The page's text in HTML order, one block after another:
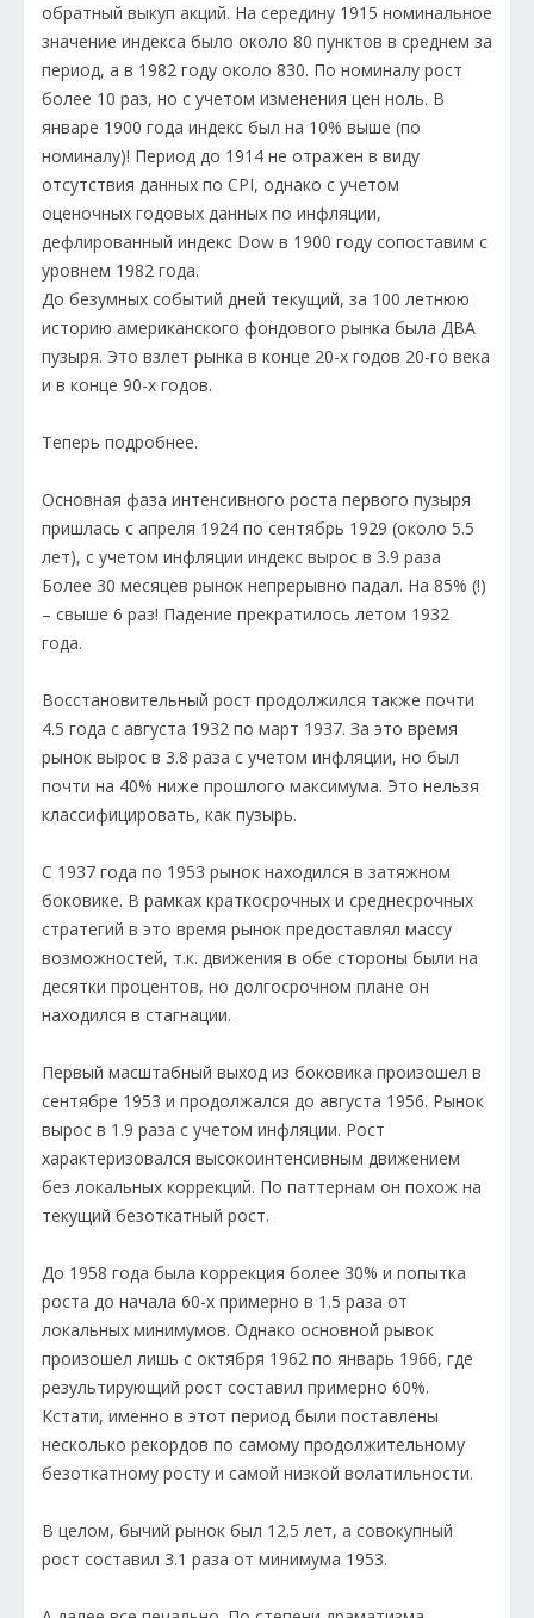
обратный выкуп акций. На середину 1915 номинальное
значение индекса было около 80 пунктов в среднем за
период, а в 1982 году около 830. По номиналу рост
более 10 раз, но с учетом изменения цен ноль. В
январе 1900 года индекс был на 10% выше (по
номиналу)! Период до 1914 не отражен в виду
отсутствия данных по CPI, однако с учетом
оценочных годовых данных по инфляции,
дефлированный индекс Dow в 1900 году сопоставим с
уровнем 1982 года.
До безумных событий дней текущий, за 100 летнюю
историю американского фондового рынка была ДВА
пузыря. Это взлет рынка в конце 20-х годов 20-го века
и в конце 90-х годов.
Теперь подробнее.
Основная фаза интенсивного роста первого пузыря
пришлась с апреля 1924 по сентябрь 1929 (около 5.5
лет), с учетом инфляции индекс вырос в 3.9 раза
Более 30 месяцев рынок непрерывно падал. На 85% (!)
– свыше 6 раз! Падение прекратилось летом 1932
года.
Восстановительный рост продолжился также почти
4.5 года с августа 1932 по март 1937. За это время
рынок вырос в 3.8 раза с учетом инфляции, но был
почти на 40% ниже прошлого максимума. Это нельзя
классифицировать, как пузырь.
С 1937 года по 1953 рынок находился в затяжном
боковике. В рамках краткосрочных и среднесрочных
стратегий в это время рынок предоставлял массу
возможностей, т.к. движения в обе стороны были на
десятки процентов, но долгосрочном плане он
находился в стагнации.
Первый масштабный выход из боковика произошел в
сентябре 1953 и продолжался до августа 1956. Рынок
вырос в 1.9 раза с учетом инфляции. Рост
характеризовался высокоинтенсивным движением
без локальных коррекций. По паттернам он похож на
текущий безоткатный рост.
До 1958 года была коррекция более 30% и попытка
роста до начала 60-х примерно в 1.5 раза от
локальных минимумов. Однако основной рывок
произошел лишь с октября 1962 по январь 1966, где
результирующий рост составил примерно 60%.
Кстати, именно в этот период были поставлены
несколько рекордов по самому продолжительному
безоткатному росту и самой низкой волатильности.
В целом, бычий рынок был 12.5 лет, а совокупный
рост составил 3.1 раза от минимума 1953.